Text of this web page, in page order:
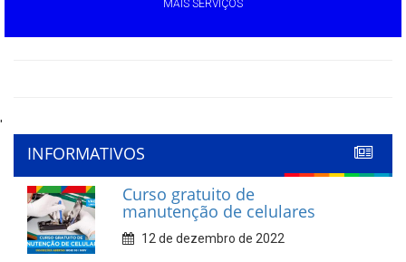
MAIS SERVIÇOS
'
INFORMATIVOS
Curso gratuito de
manutenção de celulares
12 de dezembro de 2022